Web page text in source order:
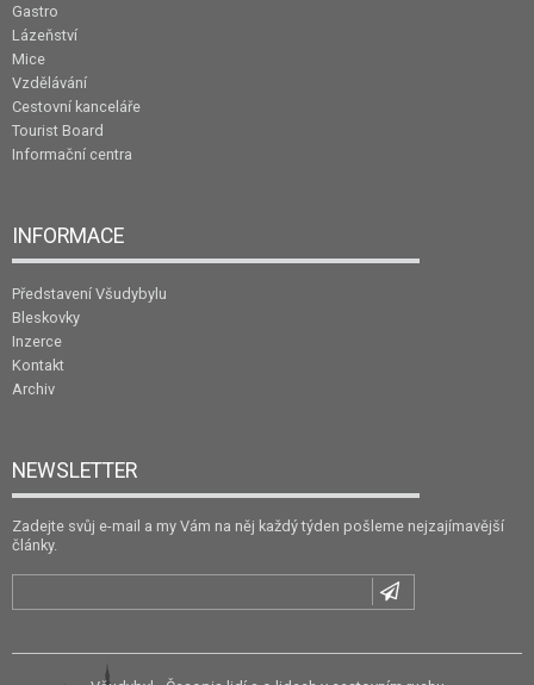
Gastro
Lázeňství
Mice
Vzdělávání
Cestovní kanceláře
Tourist Board
Informační centra
INFORMACE
Představení Všudybylu
Bleskovky
Inzerce
Kontakt
Archiv
NEWSLETTER
Zadejte svůj e-mail a my Vám na něj každý týden pošleme nejzajímavější
články.